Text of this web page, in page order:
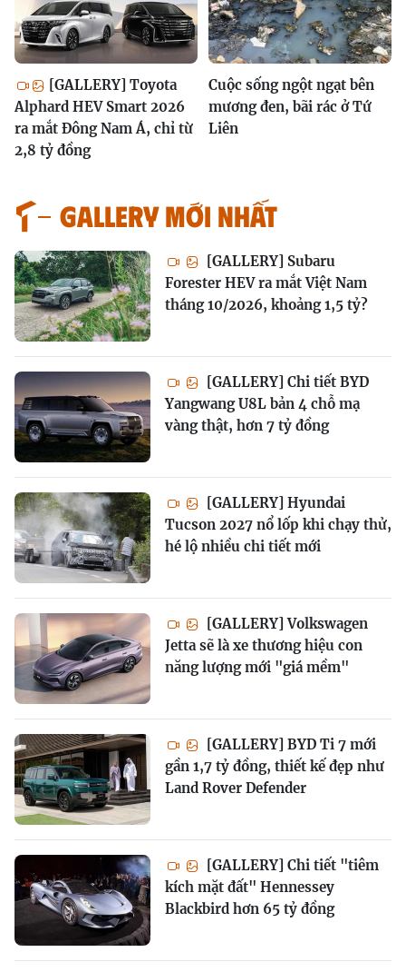
[GALLERY] Toyota
Alphard HEV Smart 2026
ra mắt Đông Nam Á, chỉ từ
2,8 tỷ đồng
Cuộc sống ngột ngạt bên
mương đen, bãi rác ở Tứ
Liên
GALLERY MỚI NHẤT
[GALLERY] Subaru
Forester HEV ra mắt Việt Nam
tháng 10/2026, khoảng 1,5 tỷ?
[GALLERY] Chi tiết BYD
Yangwang U8L bản 4 chỗ mạ
vàng thật, hơn 7 tỷ đồng
[GALLERY] Hyundai
Tucson 2027 nổ lốp khi chạy thử,
hé lộ nhiều chi tiết mới
[GALLERY] Volkswagen
Jetta sẽ là xe thương hiệu con
năng lượng mới "giá mềm"
[GALLERY] BYD Ti 7 mới
gần 1,7 tỷ đồng, thiết kế đẹp như
Land Rover Defender
[GALLERY] Chi tiết "tiêm
kích mặt đất" Hennessey
Blackbird hơn 65 tỷ đồng